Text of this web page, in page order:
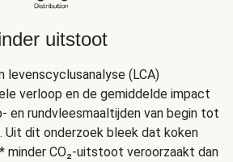
uitstoot
levenscyclusanalyse (LCA)
verloop en de gemiddelde impact
en rundvleesmaaltijden van begin tot
Uit dit onderzoek bleek dat koken
minder CO₂-uitstoot veroorzaakt dan